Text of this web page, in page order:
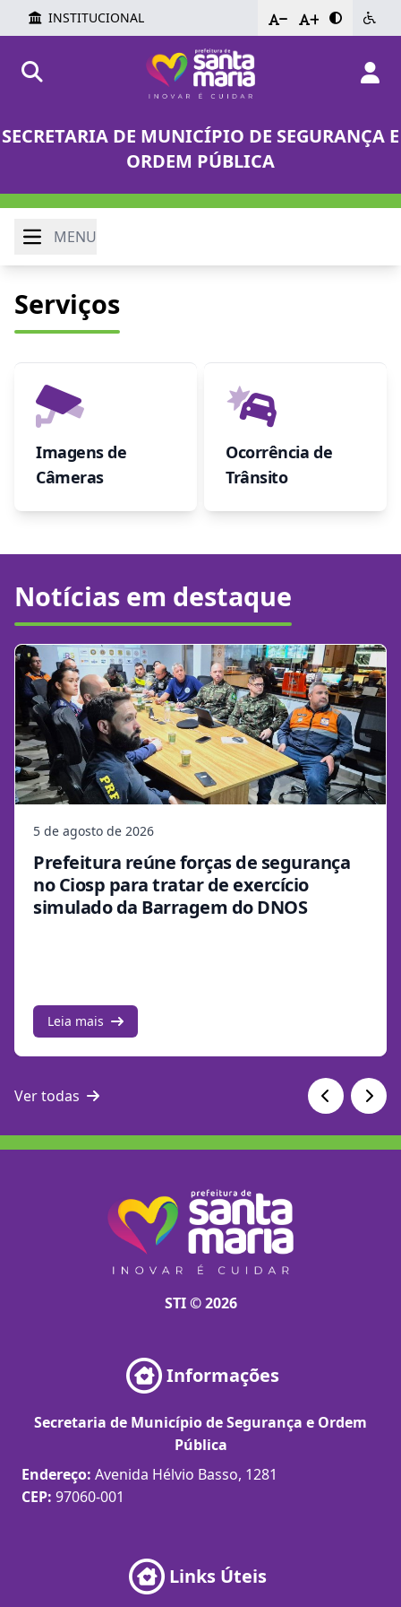
INSTITUCIONAL - +
SECRETARIA DE MUNICÍPIO DE SEGURANÇA E
ORDEM PÚBLICA
MENU
Serviços
Imagens de
Câmeras
Ocorrência de
Trânsito
Notícias em destaque
5 de agosto de 2026
Prefeitura reúne forças de segurança
no Ciosp para tratar de exercício
simulado da Barragem do DNOS
Leia mais
Ver todas
STI © 2026
Informações
Secretaria de Município de Segurança e Ordem
Pública
Endereço: Avenida Hélvio Basso, 1281
CEP: 97060-001
Links Úteis